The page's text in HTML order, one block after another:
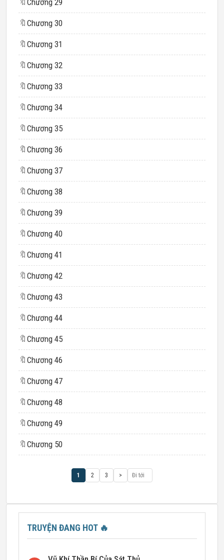
🔖 Chương 29
🔖 Chương 30
🔖 Chương 31
🔖 Chương 32
🔖 Chương 33
🔖 Chương 34
🔖 Chương 35
🔖 Chương 36
🔖 Chương 37
🔖 Chương 38
🔖 Chương 39
🔖 Chương 40
🔖 Chương 41
🔖 Chương 42
🔖 Chương 43
🔖 Chương 44
🔖 Chương 45
🔖 Chương 46
🔖 Chương 47
🔖 Chương 48
🔖 Chương 49
🔖 Chương 50
1 2 3 >
TRUYỆN ĐANG HOT 🔥